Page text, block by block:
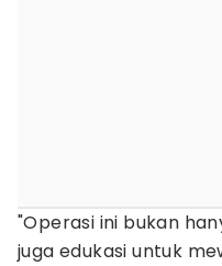
"Operasi ini bukan
juga edukasi untuk